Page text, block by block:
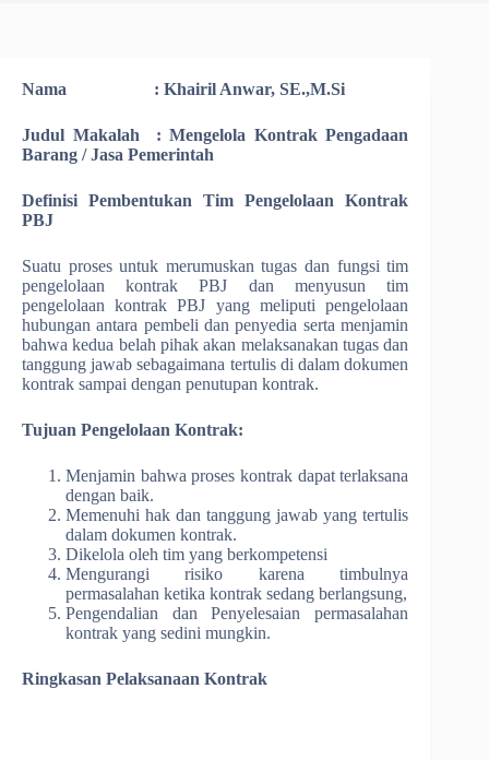
Nama : Khairil Anwar, SE.,M.Si
Judul Makalah : Mengelola Kontrak Pengadaan
Barang / Jasa Pemerintah
Definisi Pembentukan Tim Pengelolaan Kontrak
PBJ
Suatu proses untuk merumuskan tugas dan fungsi tim
pengelolaan kontrak PBJ dan menyusun tim
pengelolaan kontrak PBJ yang meliputi pengelolaan
hubungan antara pembeli dan penyedia serta menjamin
bahwa kedua belah pihak akan melaksanakan tugas dan
tanggung jawab sebagaimana tertulis di dalam dokumen
kontrak sampai dengan penutupan kontrak.
Tujuan Pengelolaan Kontrak:
Menjamin bahwa proses kontrak dapat terlaksana
dengan baik.
Memenuhi hak dan tanggung jawab yang tertulis
dalam dokumen kontrak.
Dikelola oleh tim yang berkompetensi
Mengurangi risiko karena timbulnya
permasalahan ketika kontrak sedang berlangsung,
Pengendalian dan Penyelesaian permasalahan
kontrak yang sedini mungkin.
Ringkasan Pelaksanaan Kontrak